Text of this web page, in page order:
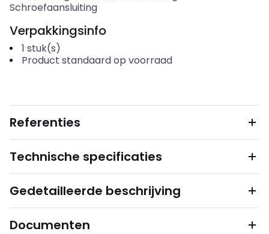
Schroefaansluiting
Verpakkingsinfo
1 stuk(s)
Product standaard op voorraad
Referenties
Technische specificaties
Gedetailleerde beschrijving
Documenten